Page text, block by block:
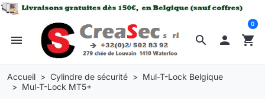
search
menu  shopping_cart
0
Accueil Cylindre de sécurité
Mul-T-Lock Belgique
Mul-T-Lock MT5+